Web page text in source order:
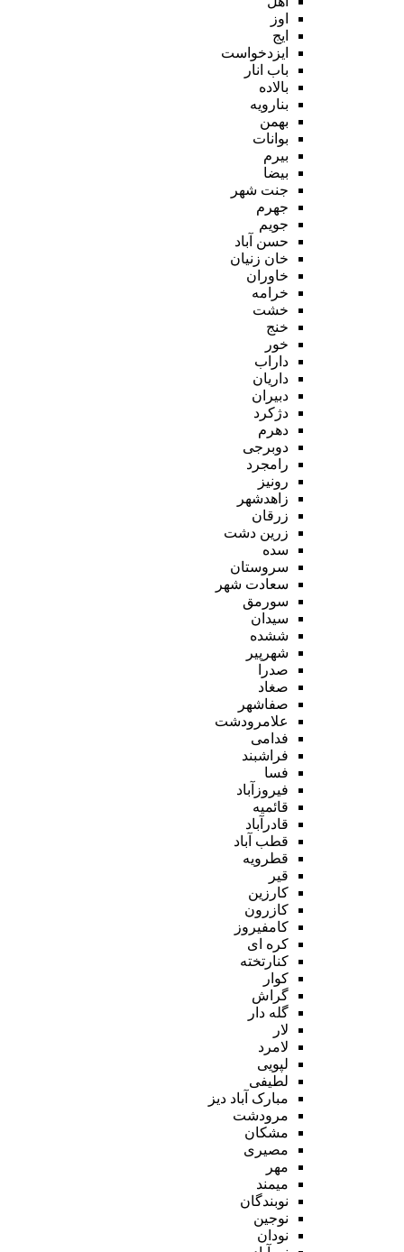
اوز
ایج
ایزدخواست
باب انار
بالاده
بنارویه
بهمن
بوانات
بیرم
بیضا
جنت شهر
جهرم
جویم
حسن آباد
خان زنیان
خاوران
خرامه
خشت
خنج
خور
داراب
داریان
دبیران
دژکرد
دهرم
دوبرجی
رامجرد
رونیز
زاهدشهر
زرقان
زرین دشت
سده
سروستان
سعادت شهر
سورمق
سیدان
ششده
شهرپیر
صدرا
صغاد
صفاشهر
علامرودشت
فدامی
فراشبند
فسا
فیروزآباد
قائمیه
قادرآباد
قطب آباد
قطرویه
قیر
کارزین
کازرون
کامفیروز
کره ای
کنارتخته
کوار
گراش
گله دار
لار
لامرد
لپویی
لطیفی
مبارک آباد دیز
مرودشت
مشکان
مصیری
مهر
میمند
نوبندگان
نوجین
نودان